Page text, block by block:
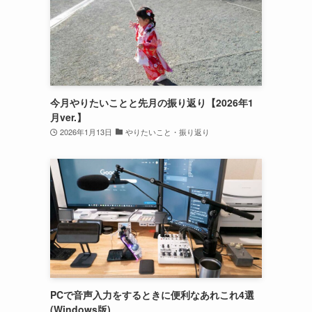
今月やりたいことと先月の振り返り【2026年1
月ver.】
2026年1月13日 やりたいこと・振り返り
PCで音声入力をするときに便利なあれこれ4選
(Windows版)